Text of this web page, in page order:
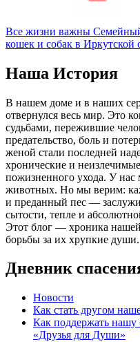
Все жизни важны
кошек и собак в Иркутской
Наша История
В нашем доме и в наших
отвернулся весь мир. Это
судьбами, пережившие
предательство, боль и
женой стали последней
хронические и
пожизненного ухода. У нас
животных. Но мы верим:
и преданный пес —
сытости, тепле и
Этот блог — хроника
борьбы за их хрупкие души.
Дневник
Новости
Как стать другом
Как поддержать
«Друзья для Души»